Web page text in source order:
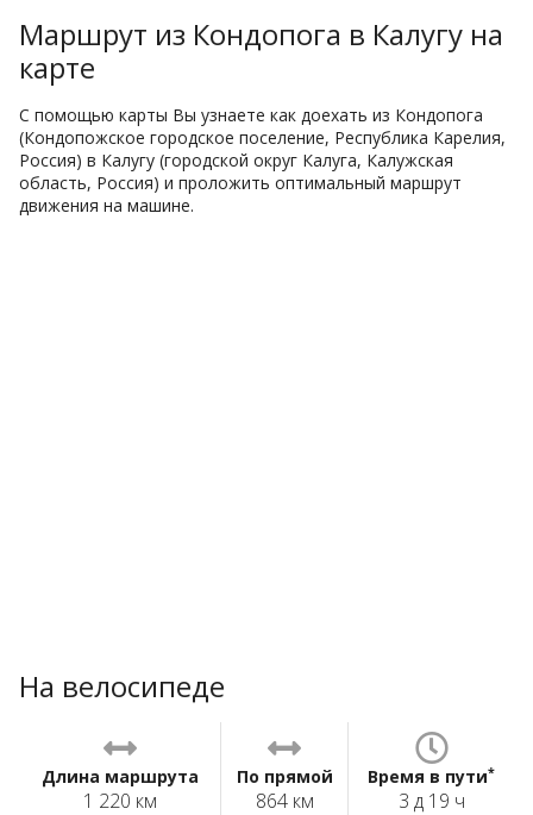
Маршрут из Кондопога в Калугу на
карте
С помощью карты Вы узнаете как доехать из Кондопога
(Кондопожское городское поселение, Республика Карелия,
Россия) в Калугу (городской округ Калуга, Калужская
область, Россия) и проложить оптимальный маршрут
движения на машине.
На велосипеде
Длина маршрута
1 220 км
По прямой
864 км
Время в пути*
3 д 19 ч